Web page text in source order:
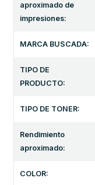
aproximado de
impresiones:
MARCA BUSCADA:
TIPO DE
PRODUCTO:
TIPO DE TONER:
Rendimiento
aproximado:
COLOR: